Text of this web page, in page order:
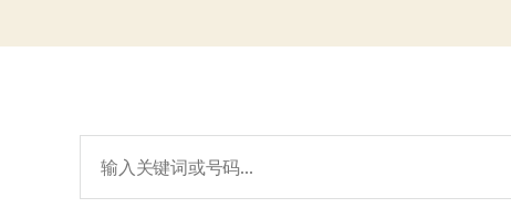
索：